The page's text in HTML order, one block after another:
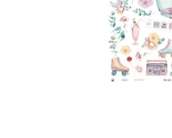
Kontakty